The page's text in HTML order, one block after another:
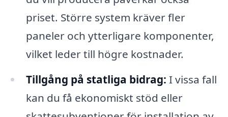
priset. Större system kräver fler
paneler och ytterligare komponenter,
vilket leder till högre kostnader.
Tillgång på statliga bidrag: I vissa fall
kan du få ekonomiskt stöd eller